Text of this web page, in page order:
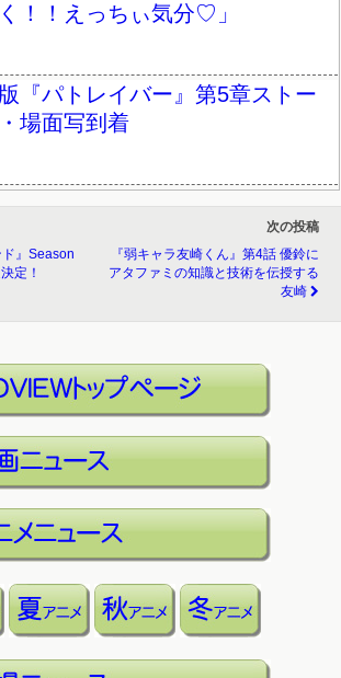
！！えっちぃ気分♡」
『パトレイバー』第5章ストー
場面写到着
ド』Season
定！
次の投稿
『弱キャラ友崎くん』第4話 優鈴に
アタファミの知識と技術を伝授する
友崎